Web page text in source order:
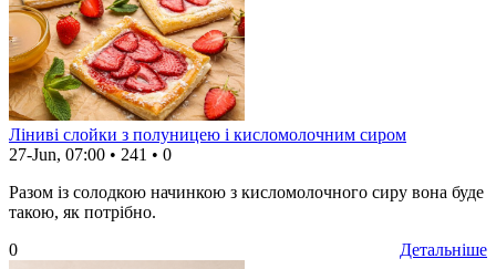
Ліниві слойки з полуницею і кисломолочним сиром
27-Jun, 07:00 • 241 • 0
Разом із солодкою начинкою з кисломолочного сиру вона буде
такою, як потрібно.
Детальніше
0